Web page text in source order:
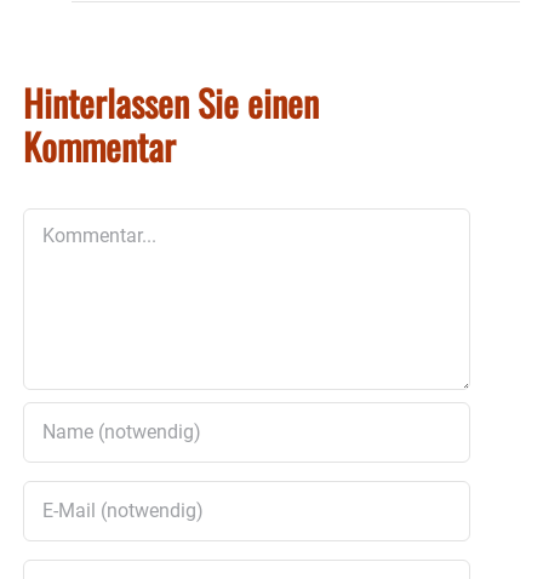
Hinterlassen Sie einen
Kommentar